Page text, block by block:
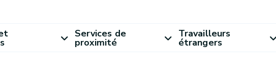
Services de
proximité
Travailleurs
étrangers